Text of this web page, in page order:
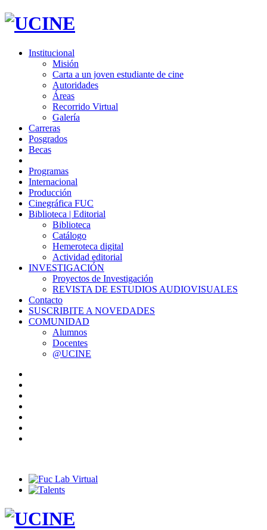
Institucional
Misión
Carta a un joven estudiante de cine
Autoridades
Áreas
Recorrido Virtual
Galería
Carreras
Posgrados
Becas
Programas
Internacional
Producción
Cinegráfica FUC
Biblioteca | Editorial
Biblioteca
Catálogo
Hemeroteca digital
Actividad editorial
INVESTIGACIÓN
Proyectos de Investigación
REVISTA DE ESTUDIOS AUDIOVISUALES
Contacto
SUSCRIBITE A NOVEDADES
COMUNIDAD
Alumnos
Docentes
@UCINE